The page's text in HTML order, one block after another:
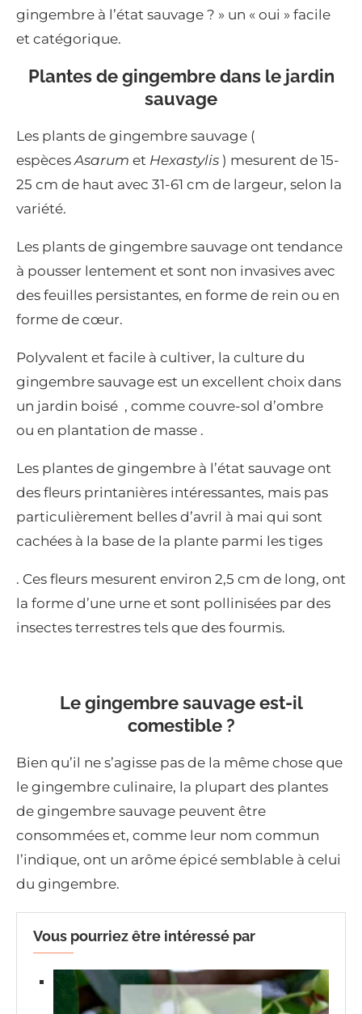
gingembre à l’état sauvage ? » un « oui » facile
et catégorique.
Plantes de gingembre dans le jardin
sauvage
Les plants de gingembre sauvage (
espècesAsarum et Hexastylis ) mesurent de 15-
25 cm de haut avec 31-61 cm de largeur, selon la
variété.
Les plants de gingembre sauvage ont tendance
à pousser lentement et sont non invasives avec
des feuilles persistantes, en forme de rein ou en
forme de cœur.
Polyvalent et facile à cultiver, la culture du
gingembre sauvage est un excellent choix dans
un jardin boisé , comme couvre-sol d’ombre
ou en plantation de masse .
Les plantes de gingembre à l’état sauvage ont
des fleurs printanières intéressantes, mais pas
particulièrement belles d’avril à mai qui sont
cachées à la base de la plante parmi les tiges
. Ces fleurs mesurent environ 2,5 cm de long, ont
la forme d’une urne et sont pollinisées par des
insectes terrestres tels que des fourmis.
Le gingembre sauvage est-il
comestible ?
Bien qu’il ne s’agisse pas de la même chose que
le gingembre culinaire, la plupart des plantes
de gingembre sauvage peuvent être
consommées et, comme leur nom commun
l’indique, ont un arôme épicé semblable à celui
du gingembre.
Vous pourriez être intéressé par